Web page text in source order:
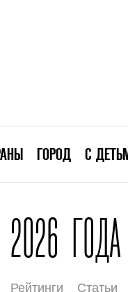
ГОРОД С
Рейтинги Статьи